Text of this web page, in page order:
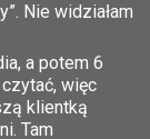
Nie widziałam
a potem 6
więc
klientką
Tam